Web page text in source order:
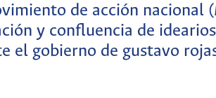
de acción nacional
y confluencia de
el gobierno de gustavo